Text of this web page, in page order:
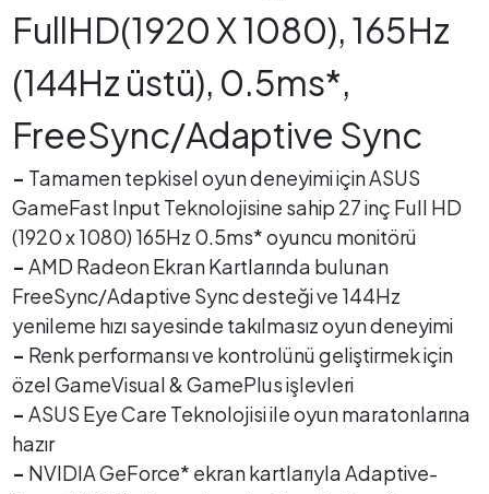
FullHD(1920 X 1080), 165Hz
(144Hz üstü), 0.5ms*,
FreeSync/Adaptive Sync
- Tamamen tepkisel oyun deneyimi için ASUS
GameFast Input Teknolojisine sahip 27 inç Full HD
(1920 x 1080) 165Hz 0.5ms* oyuncu monitörü
- AMD Radeon Ekran Kartlarında bulunan
FreeSync/Adaptive Sync desteği ve 144Hz
yenileme hızı sayesinde takılmasız oyun deneyimi
- Renk performansı ve kontrolünü geliştirmek için
özel GameVisual & GamePlus işlevleri
- ASUS Eye Care Teknolojisi ile oyun maratonlarına
hazır
- NVIDIA GeForce* ekran kartlarıyla Adaptive-